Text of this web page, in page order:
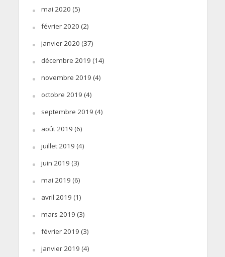
mai 2020 (5)
février 2020 (2)
janvier 2020 (37)
décembre 2019 (14)
novembre 2019 (4)
octobre 2019 (4)
septembre 2019 (4)
août 2019 (6)
juillet 2019 (4)
juin 2019 (3)
mai 2019 (6)
avril 2019 (1)
mars 2019 (3)
février 2019 (3)
janvier 2019 (4)